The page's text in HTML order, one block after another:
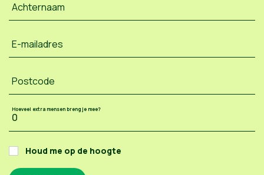
Achternaam
E-mailadres
Postcode
Hoeveel extra mensen breng je mee?
Houd me op de hoogte